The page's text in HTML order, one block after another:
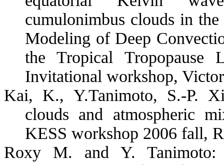
cumulonimbus clouds in
Modeling of Deep
the Tropical Tropopause
Invitational workshop,
Kai, K., Y.Tanimoto, S.-P.
clouds and atmospheric
KESS workshop 2006 fall,
Roxy M. and Y. Tanimoto: